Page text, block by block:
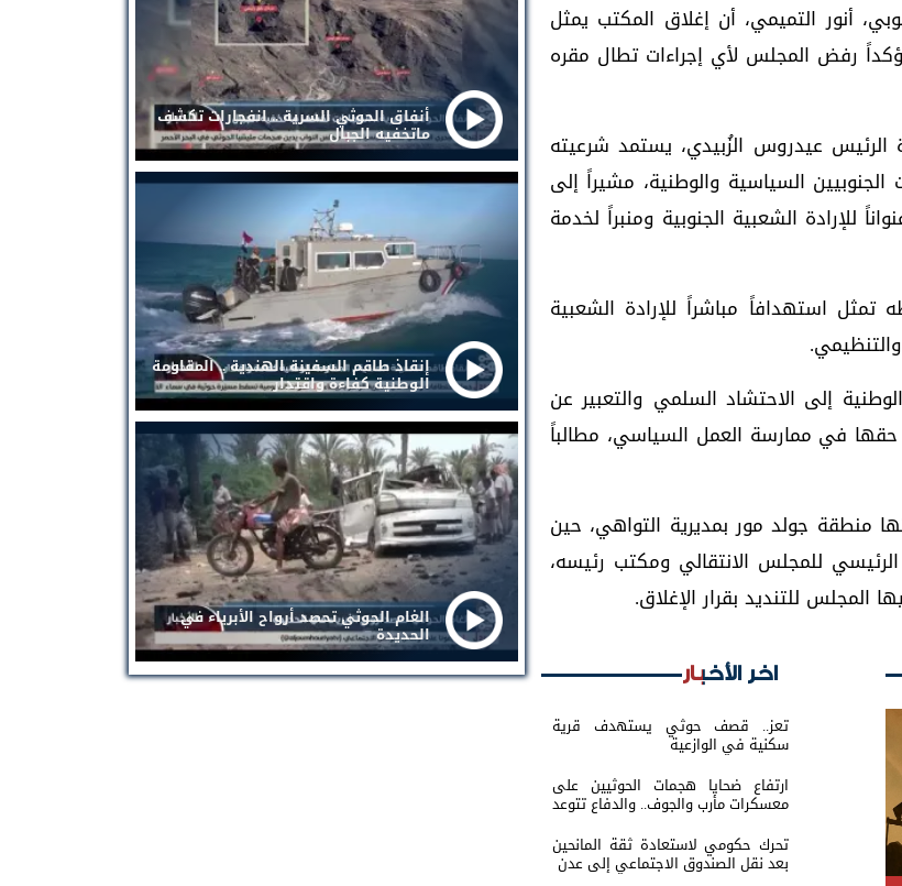
أنور التميمي، أن إغلاق المكتب يمثل
رفض المجلس لأي إجراءات تطال مقره
الرئيس عيدروس الزُبيدي، يستمد شرعيته
السياسية والوطنية، مشيراً إلى
للإرادة الشعبية الجنوبية ومنبراً لخدمة
استهدافاً مباشراً للإرادة الشعبية
إلى الاحتشاد السلمي والتعبير عن
حقها في ممارسة العمل السياسي، مطالباً
منطقة جولد مور بمديرية التواهي، حين
للمجلس الانتقالي ومكتب رئيسه،
المجلس للتنديد بقرار الإغلاق.
اخر الأخبار
تعز.. قصف حوثي يستهدف قرية
سكنية في الوازعية
ارتفاع ضحايا هجمات الحوثيين على
معسكرات مأرب والجوف.. والدفاع تتوعد
تحرك حكومي لاستعادة ثقة المانحين
بعد نقل الصندوق الاجتماعي إلى عدن
أنفاق الحوثي السرية .. انفجارات تكشف
ماتخفيه الجبال
إنقاذ طاقم السفينة الهندية .. المقاومة
الوطنية كفاءة واقتدار
الغام الحوثي تحصد أرواح الأبرياء في
الحديدة